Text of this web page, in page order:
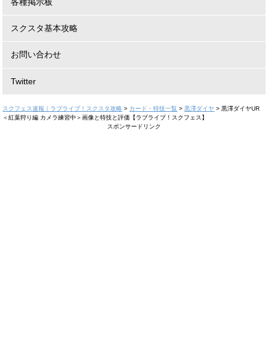
スクスタ基本攻略
お問い合わせ
Twitter
スクフェス速報｜ラブライブ！スクスタ攻略 > カード・特技一覧 >黒澤ダイヤ >黒澤ダイヤUR
＜紅葉狩り編 カメラ練習中＞画像と特技と評価【ラブライブ！スクフェス】
スポンサードリンク